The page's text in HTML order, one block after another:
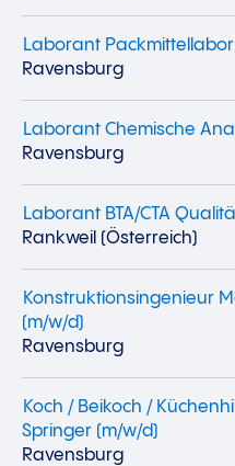
Laborant
Ravensburg
Laborant Chemische
Ravensburg
Laborant BTA/CTA
Rankweil (Österreich)
Konstruktionsingenieur
(m/w/d)
Ravensburg
Koch / Beikoch /
Springer (m/w/d)
Ravensburg